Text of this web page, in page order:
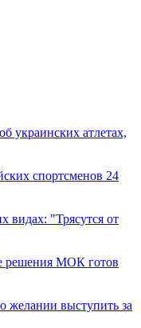
украинских атлетах,
спортсменов 24
видах: "Трясутся от
решения МОК готов
желании выступить за